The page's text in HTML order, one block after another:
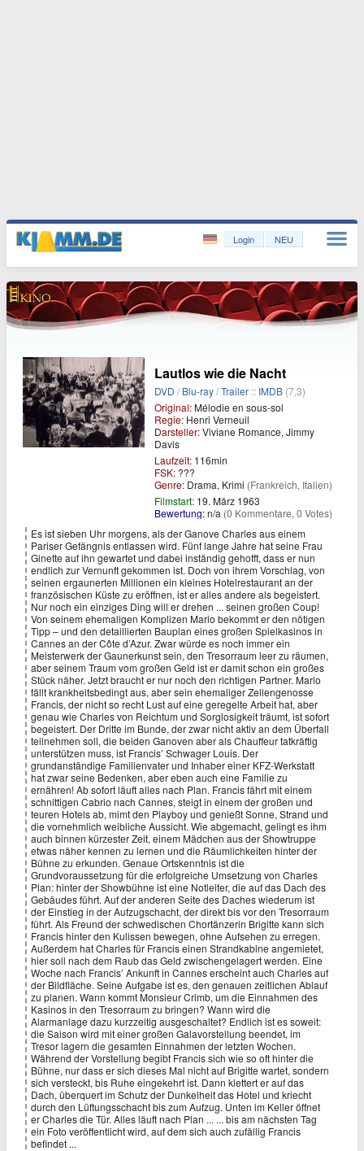
Login NEU
Lautlos wie die Nacht
DVD /Blu-ray/Trailer :: IMDB (7,3)
Original:Mélodie en sous-sol
Regie: Henri Verneuil
Darsteller:Viviane Romance, Jimmy
Davis
Laufzeit: 116min
FSK: ???
Genre: Drama, Krimi (Frankreich, Italien)
Filmstart: 19. März 1963
Bewertung:n/a (0 Kommentare, 0 Votes)
Es ist sieben Uhr morgens, als der Ganove Charles aus einem
Pariser Gefängnis entlassen wird. Fünf lange Jahre hat seine Frau
Ginette auf ihn gewartet und dabei inständig gehofft, dass er nun
endlich zur Vernunft gekommen ist. Doch von ihrem Vorschlag, von
seinen ergaunerten Millionen ein kleines Hotelrestaurant an der
französischen Küste zu eröffnen, ist er alles andere als begeistert.
Nur noch ein einziges Ding will er drehen ... seinen großen Coup!
Von seinem ehemaligen Komplizen Mario bekommt er den nötigen
Tipp – und den detaillierten Bauplan eines großen Spielkasinos in
Cannes an der Côte d’Azur. Zwar würde es noch immer ein
Meisterwerk der Gaunerkunst sein, den Tresorraum leer zu räumen,
aber seinem Traum vom großen Geld ist er damit schon ein großes
Stück näher. Jetzt braucht er nur noch den richtigen Partner. Mario
fällt krankheitsbedingt aus, aber sein ehemaliger Zellengenosse
Francis, der nicht so recht Lust auf eine geregelte Arbeit hat, aber
genau wie Charles von Reichtum und Sorglosigkeit träumt, ist sofort
begeistert. Der Dritte im Bunde, der zwar nicht aktiv an dem Überfall
teilnehmen soll, die beiden Ganoven aber als Chauffeur tatkräftig
unterstützen muss, ist Francis’ Schwager Louis. Der
grundanständige Familienvater und Inhaber einer KFZ-Werkstatt
hat zwar seine Bedenken, aber eben auch eine Familie zu
ernähren! Ab sofort läuft alles nach Plan. Francis fährt mit einem
schnittigen Cabrio nach Cannes, steigt in einem der großen und
teuren Hotels ab, mimt den Playboy und genießt Sonne, Strand und
die vornehmlich weibliche Aussicht. Wie abgemacht, gelingt es ihm
auch binnen kürzester Zeit, einem Mädchen aus der Showtruppe
etwas näher kennen zu lernen und die Räumlichkeiten hinter der
Bühne zu erkunden. Genaue Ortskenntnis ist die
Grundvoraussetzung für die erfolgreiche Umsetzung von Charles
Plan: hinter der Showbühne ist eine Notleiter, die auf das Dach des
Gebäudes führt. Auf der anderen Seite des Daches wiederum ist
der Einstieg in der Aufzugschacht, der direkt bis vor den Tresorraum
führt. Als Freund der schwedischen Chortänzerin Brigitte kann sich
Francis hinter den Kulissen bewegen, ohne Aufsehen zu erregen.
Außerdem hat Charles für Francis einen Strandkabine angemietet,
hier soll nach dem Raub das Geld zwischengelagert werden. Eine
Woche nach Francis’ Ankunft in Cannes erscheint auch Charles auf
der Bildfläche. Seine Aufgabe ist es, den genauen zeitlichen Ablauf
zu planen. Wann kommt Monsieur Crimb, um die Einnahmen des
Kasinos in den Tresorraum zu bringen? Wann wird die
Alarmanlage dazu kurzzeitig ausgeschaltet? Endlich ist es soweit:
die Saison wird mit einer großen Galavorstellung beendet, im
Tresor lagern die gesamten Einnahmen der letzten Wochen.
Während der Vorstellung begibt Francis sich wie so oft hinter die
Bühne, nur dass er sich dieses Mal nicht auf Brigitte wartet, sondern
sich versteckt, bis Ruhe eingekehrt ist. Dann klettert er auf das
Dach, überquert im Schutz der Dunkelheit das Hotel und kriecht
durch den Lüftungsschacht bis zum Aufzug. Unten im Keller öffnet
er Charles die Tür. Alles läuft nach Plan ... ... bis am nächsten Tag
ein Foto veröffentlicht wird, auf dem sich auch zufällig Francis
befindet ...